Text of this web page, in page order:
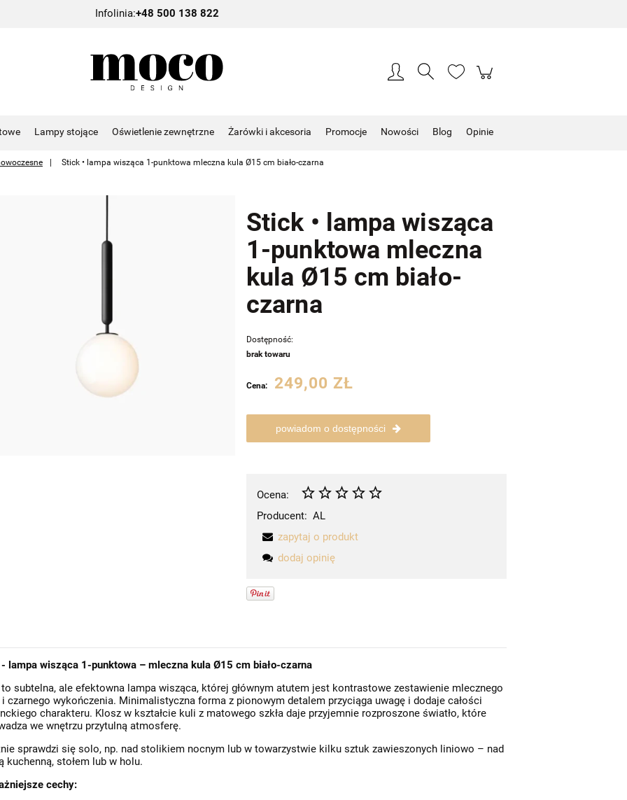
Infolinia:+48 500 138 822
Lampy stojące Oświetlenie zewnętrzne Żarówki i akcesoria Promocje Nowości Blog Opinie
Stick • lampa wisząca 1-punktowa mleczna kula Ø15 cm biało-czarna
Stick • lampa wisząca
1-punktowa mleczna
kula Ø15 cm biało-
czarna
Dostępność:
brak towaru
Cena: 249,00 ZŁ
powiadom o dostępności
Ocena:
Producent: AL
zapytaj o produkt
dodaj opinię
lampa wisząca 1-punktowa – mleczna kula Ø15 cm biało-czarna
to subtelna, ale efektowna lampa wisząca, której głównym atutem jest kontrastowe zestawienie mlecznego
i czarnego wykończenia. Minimalistyczna forma z pionowym detalem przyciąga uwagę i dodaje całości
charakteru. Klosz w kształcie kuli z matowego szkła daje przyjemnie rozproszone światło, które
we wnętrzu przytulną atmosferę.
sprawdzi się solo, np. nad stolikiem nocnym lub w towarzystwie kilku sztuk zawieszonych liniowo – nad
kuchenną, stołem lub w holu.
cechy: